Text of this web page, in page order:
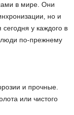
в мире. Они
но и
у каждого в
по-прежнему
и прочные.
или чистого